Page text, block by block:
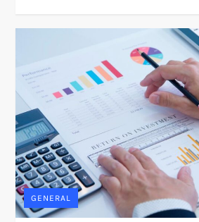
GENERAL